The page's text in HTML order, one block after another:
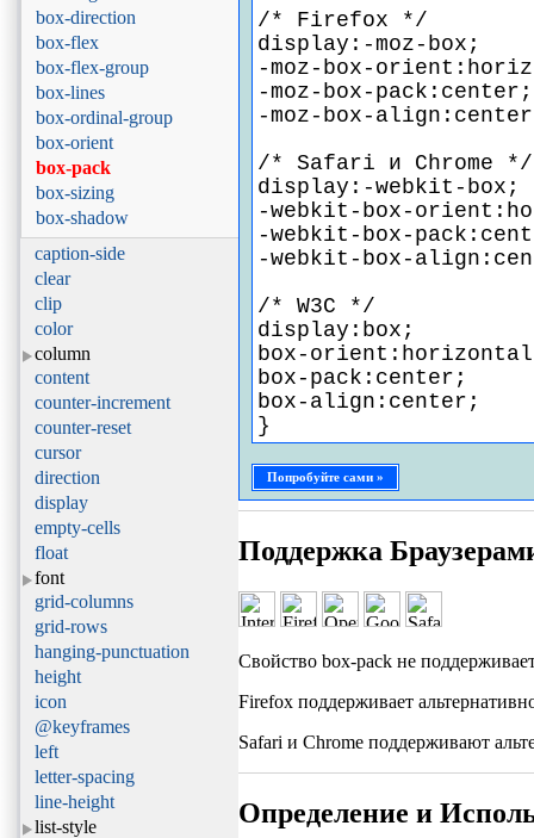
box-direction
box-flex
box-flex-group
box-lines
box-ordinal-group
box-orient
box-pack
box-sizing
box-shadow
caption-side
clear
clip
color
column
content
counter-increment
counter-reset
cursor
direction
display
empty-cells
float
font
grid-columns
grid-rows
hanging-punctuation
height
icon
@keyframes
left
letter-spacing
line-height
list-style
/* Firefox */
display:-moz-box;
-moz-box-
-moz-box-pack:center;
-moz-box-
/* Safari и Chrome */
display:-webkit-box;
-webkit-box-
-webkit-box-
-webkit-box-
/* W3C */
display:box;
box-
box-pack:center;
box-align:center;
}
Попробуйте сами »
Поддержка
Свойство box-pack не
Firefox поддерживает
Safari и Chrome поддерживают
Определение и